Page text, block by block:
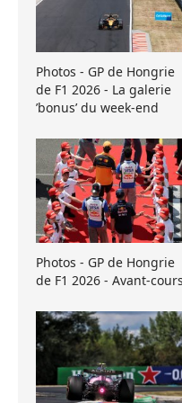
Photos - GP de Hongrie
de F1 2026 - La galerie
’bonus’ du week-end
Photos - GP de Hongrie
de F1 2026 - Avant-